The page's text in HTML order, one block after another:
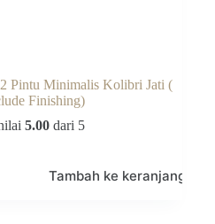
Pintu Minimalis Kolibri Jati (
Finishing)
5.00 dari 5
Tambah ke keranjang